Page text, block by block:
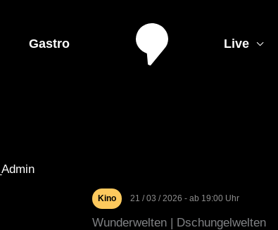
Gastro Live
Kino 21 / 03 / 2026 - ab 19:00 Uhr
Wunderwelten | Dschungelwelten